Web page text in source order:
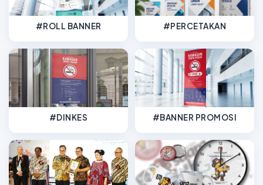
#ROLL BANNER #PERCETAKAN
#DINKES #BANNER PROMOSI